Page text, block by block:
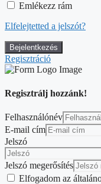
Emlékezz rám
Elfelejtetted a jelszót?
Regisztráció
Regisztrálj hozzánk!
Felhasználónév
E-mail cím
Jelszó
Jelszó megerősítés
Elfogadom az